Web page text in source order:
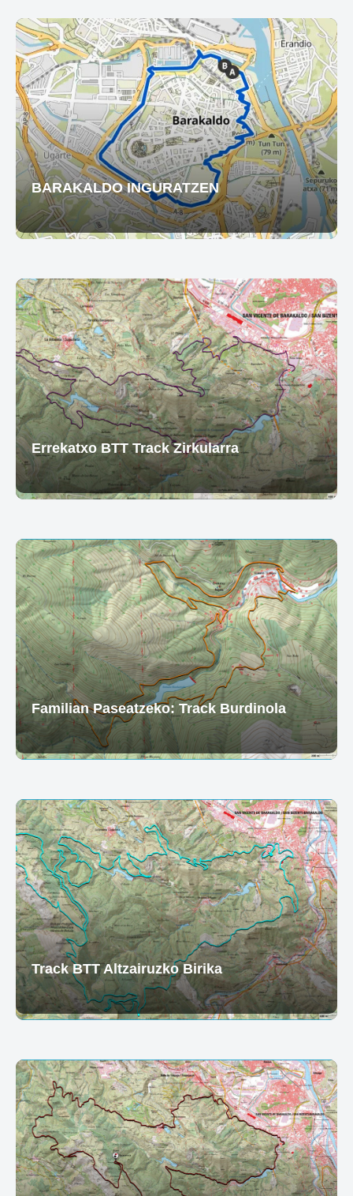
BARAKALDO INGURATZEN
Errekatxo BTT Track Zirkularra
Familian Paseatzeko: Track Burdinola
Track BTT Altzairuzko Birika